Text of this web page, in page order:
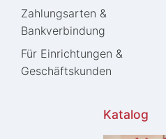
Zahlungsarten &
Bankverbindung
Für Einrichtungen &
Geschäftskunden
Katalog